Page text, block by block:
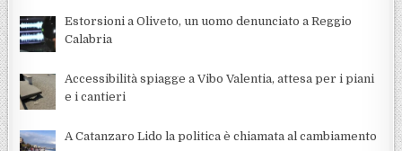
Estorsioni a Oliveto, un uomo denunciato a Reggio
Calabria
Accessibilità spiagge a Vibo Valentia, attesa per i piani
e i cantieri
A Catanzaro Lido la politica è chiamata al cambiamento